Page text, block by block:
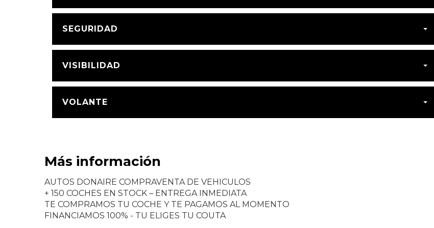
SEGURIDAD
VISIBILIDAD
VOLANTE
Más información
AUTOS DONAIRE COMPRAVENTA DE VEHICULOS
+ 150 COCHES EN STOCK – ENTREGA INMEDIATA
TE COMPRAMOS TU COCHE Y TE PAGAMOS AL MOMENTO
FINANCIAMOS 100% - TU ELIGES TU COUTA